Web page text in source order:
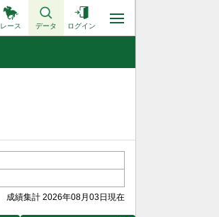
レース データ ログイン
成績集計 2026年08月03日現在